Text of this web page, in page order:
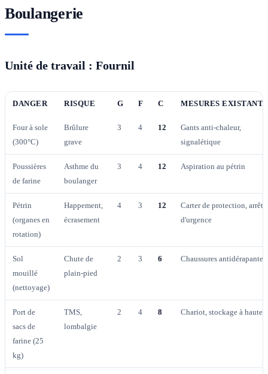
Boulangerie
Unité de travail : Fournil
DANGER RISQUE G F C MESURES
Four à sole
(300°C)
Brûlure
grave
3 4 12
Gants anti-chaleur,
signalétique
Poussières
de farine
Asthme du
boulanger
3 4 12 Aspiration au pétrin
Pétrin
(organes en
rotation)
Happement,
écrasement
4 3 12
Carter de protection, arrêt
d'urgence
Sol
mouillé
(nettoyage)
Chute de
plain-pied
2 3 6 Chaussures antidérapantes
Port de
sacs de
farine (25
kg)
TMS,
lombalgie
2 4 8 Chariot, stockage à